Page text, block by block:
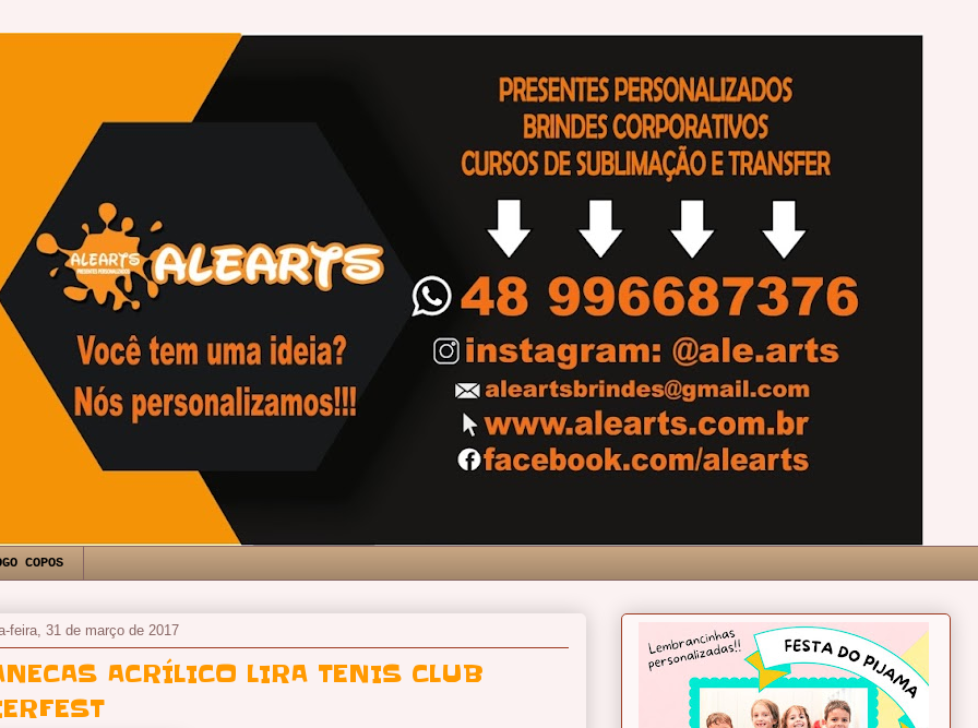
COPOS
feira, 31 de março de 2017
ACRÍLICO LIRA TENIS CLUB